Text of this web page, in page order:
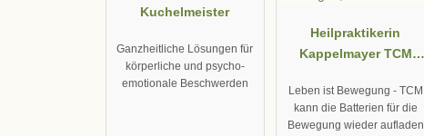
Kuchelmeister
Ganzheitliche Lösungen für
körperliche und psycho-
emotionale Beschwerden
Heilpraktikerin
Kappelmayer TCM
Überlingen, Salem
Leben ist Bewegung - TCM
kann die Batterien für die
Bewegung wieder aufladen